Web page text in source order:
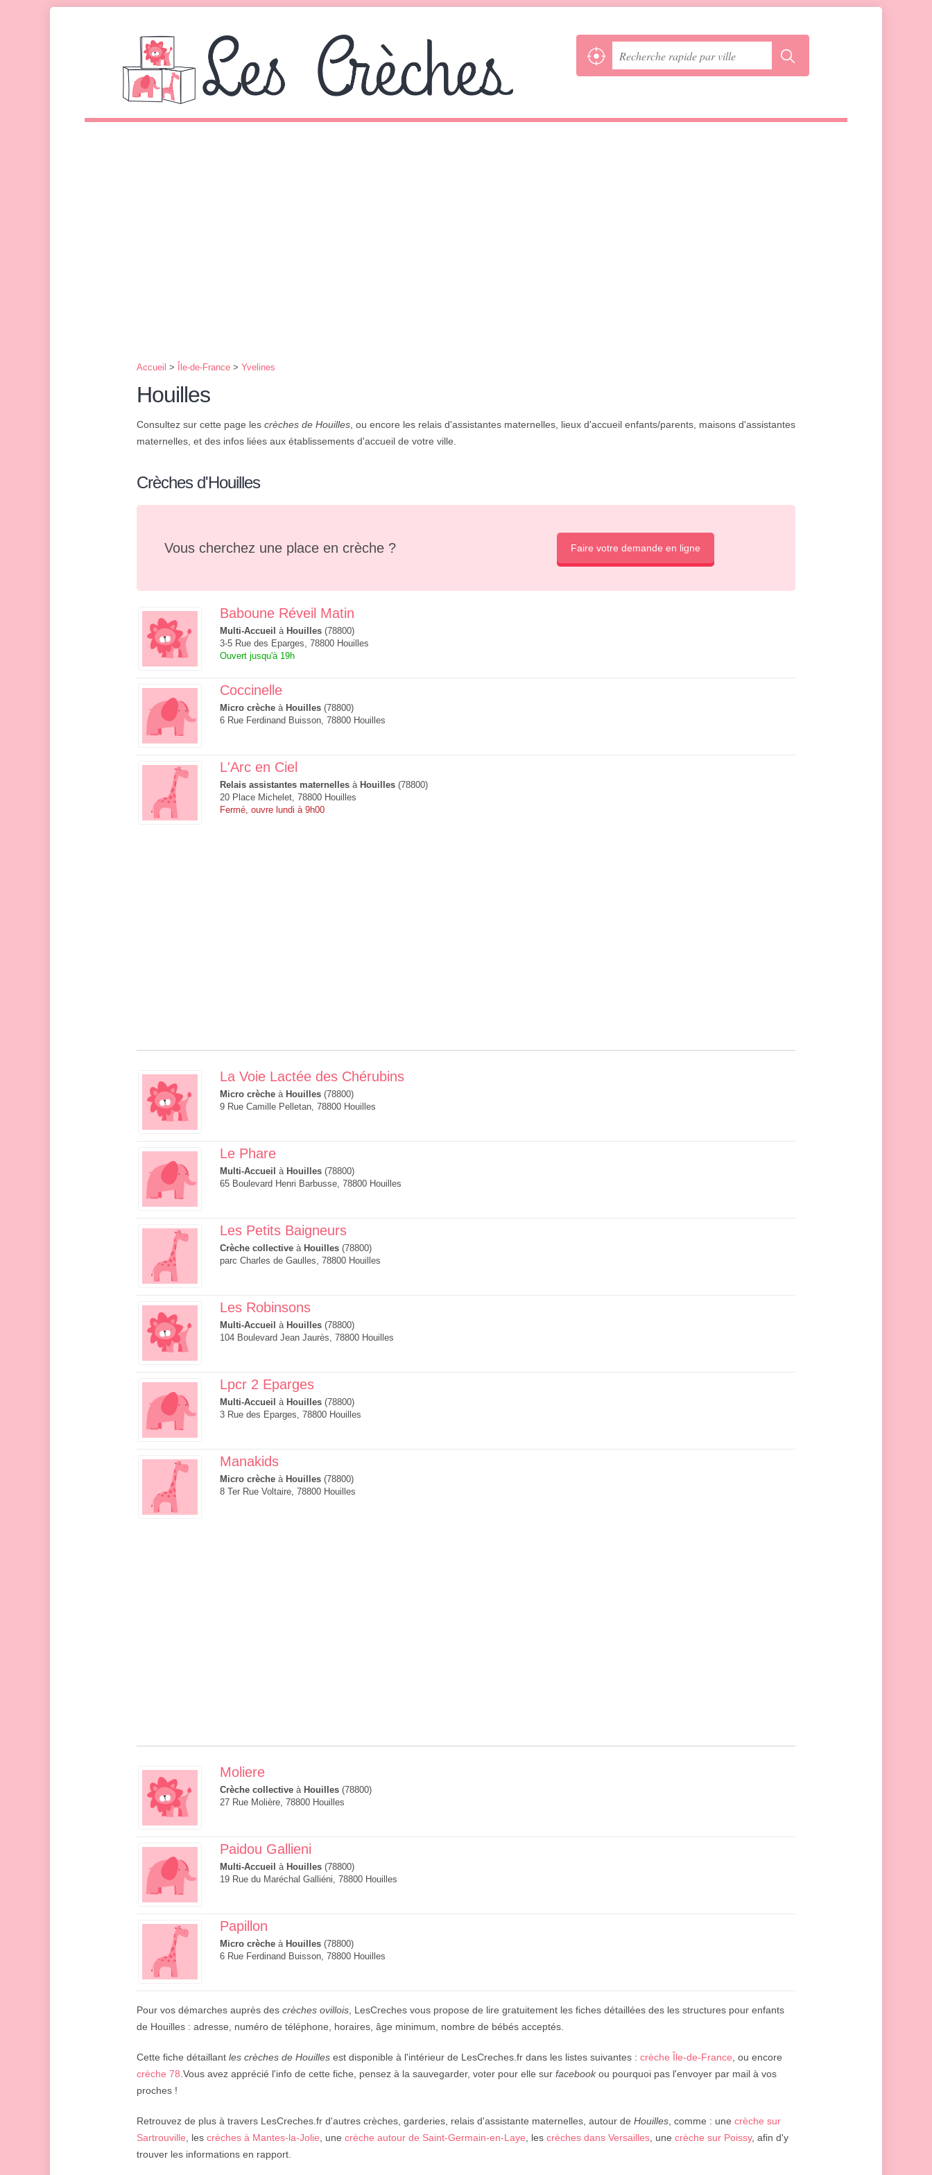
Accueil > Île-de-France > Yvelines
Houilles
Consultez sur cette page les crèches de Houilles , ou encore les relais d'assistantes maternelles, lieux d'accueil enfants/parents, maisons d'assistantes
maternelles, et des infos liées aux établissements d'accueil de votre ville.
Crèches d'Houilles
Vous cherchez une place en crèche ? Faire votre demande en ligne
Baboune Réveil Matin
Multi-Accueil à Houilles (78800)
3-5 Rue des Eparges, 78800 Houilles
Ouvert jusqu'à 19h
Coccinelle
Micro crèche à Houilles (78800)
6 Rue Ferdinand Buisson, 78800 Houilles
L'Arc en Ciel
Relais assistantes maternelles à Houilles (78800)
20 Place Michelet, 78800 Houilles
Fermé, ouvre lundi à 9h00
La Voie Lactée des Chérubins
Micro crèche à Houilles (78800)
9 Rue Camille Pelletan, 78800 Houilles
Le Phare
Multi-Accueil à Houilles (78800)
65 Boulevard Henri Barbusse, 78800 Houilles
Les Petits Baigneurs
Crèche collective à Houilles (78800)
parc Charles de Gaulles, 78800 Houilles
Les Robinsons
Multi-Accueil à Houilles (78800)
104 Boulevard Jean Jaurès, 78800 Houilles
Lpcr 2 Eparges
Multi-Accueil à Houilles (78800)
3 Rue des Eparges, 78800 Houilles
Manakids
Micro crèche à Houilles (78800)
8 Ter Rue Voltaire, 78800 Houilles
Moliere
Crèche collective à Houilles (78800)
27 Rue Molière, 78800 Houilles
Paidou Gallieni
Multi-Accueil à Houilles (78800)
19 Rue du Maréchal Galliéni, 78800 Houilles
Papillon
Micro crèche à Houilles (78800)
6 Rue Ferdinand Buisson, 78800 Houilles
Pour vos démarches auprès des crèches ovillois , LesCreches vous propose de lire gratuitement les fiches détaillées des les structures pour enfants
de Houilles : adresse, numéro de téléphone, horaires, âge minimum, nombre de bébés acceptés.
Cette fiche détaillant les crèches de Houilles est disponible à l'intérieur de LesCreches.fr dans les listes suivantes : crèche Île-de-France , ou encore
crèche 78 .Vous avez apprécié l'info de cette fiche, pensez à la sauvegarder, voter pour elle sur facebookou pourquoi pas l'envoyer par mail à vos
proches !
Retrouvez de plus à travers LesCreches.fr d'autres crèches, garderies, relais d'assistante maternelles, autour de Houilles , comme : une crèche sur
Sartrouville , les crèches à Mantes-la-Jolie , une crèche autour de Saint-Germain-en-Laye , les crèches dans Versailles , une crèche sur Poissy, afin d'y
trouver les informations en rapport.